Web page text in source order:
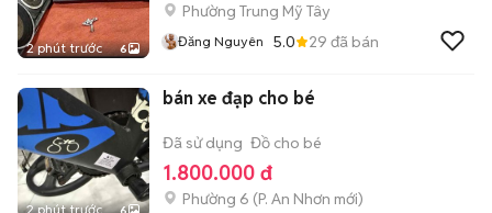
2 phút trước 6
Phường Trung Mỹ Tây
Đăng Nguyên 5.0 29 đã bán
2 phút trước 6
bán xe đạp cho bé
Đã sử dụng Đồ cho bé
1.800.000 đ
Phường 6 (P. An Nhơn mới)